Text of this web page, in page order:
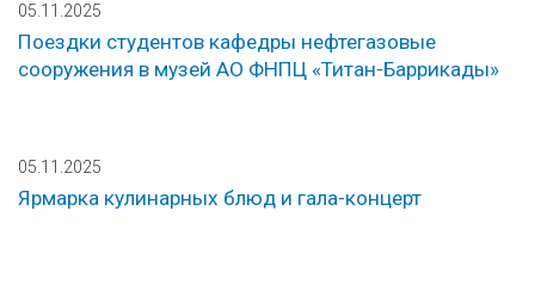
05.11.2025
Поездки студентов кафедры нефтегазовые
сооружения в музей АО ФНПЦ «Титан-Баррикады»
05.11.2025
Ярмарка кулинарных блюд и гала-концерт